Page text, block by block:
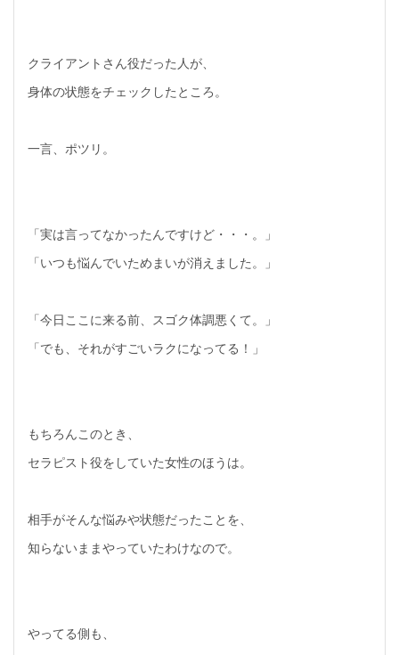
クライアントさん役だった人が、
身体の状態をチェックしたところ。
一言、ポツリ。
「実は言ってなかったんですけど・・・。」
「いつも悩んでいためまいが消えました。」
「今日ここに来る前、スゴク体調悪くて。」
「でも、それがすごいラクになってる！」
もちろんこのとき、
セラピスト役をしていた女性のほうは。
相手がそんな悩みや状態だったことを、
知らないままやっていたわけなので。
やってる側も、